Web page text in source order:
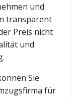
und
transparent
Preis nicht
und
Sie
für